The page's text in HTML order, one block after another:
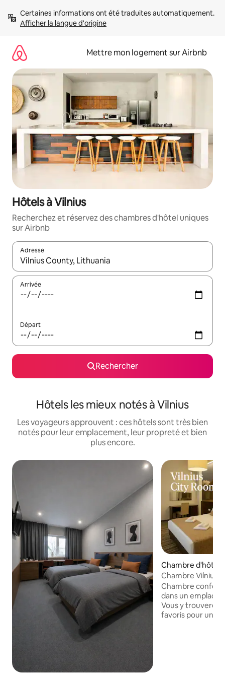
directement
Afficher la langue d'origine
Mettre mon logement sur Airbnb
Hôtels à Vilnius
Recherchez et réservez des chambres d'hôtel uniques
sur Airbnb
Adresse
Lorsque les résultats s'affichent, utilisez les flèches vers le
Arrivée
Départ
Rechercher
Hôtels les mieux notés à Vilnius
Les voyageurs approuvent : ces hôtels sont très bien
notés pour leur emplacement, leur propreté et bien
plus encore.
Chambre d'hôtel
Chambre Vilnius
Chambre
dans un
Vous y trouverez
favoris pour un